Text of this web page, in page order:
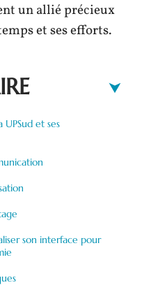
un allié précieux
et ses efforts.
et ses
son interface pour